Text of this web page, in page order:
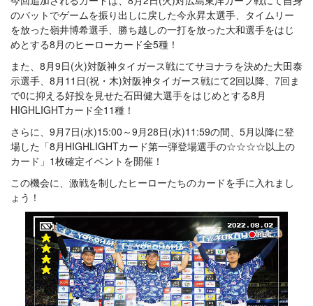
のバットでゲームを振り出しに戻した今永昇太選手、タイムリー
を放った嶺井博希選手、勝ち越しの一打を放った大和選手をはじ
めとする8月のヒーローカード全5種！
また、8月9日(火)対阪神タイガース戦にてサヨナラを決めた大田泰
示選手、8月11日(祝・木)対阪神タイガース戦にて2回以降、7回ま
で0に抑える好投を見せた石田健大選手をはじめとする8月
HIGHLIGHTカード全11種！
さらに、9月7日(水)15:00～9月28日(水)11:59の間、5月以降に登
場した「8月HIGHLIGHTカード第一弾登場選手の☆☆☆☆以上の
カード」1枚確定イベントを開催！
この機会に、激戦を制したヒーローたちのカードを手に入れまし
ょう！